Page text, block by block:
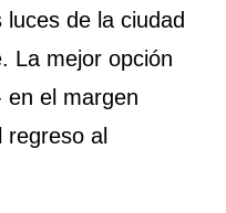
de la ciudad
La mejor opción
en el margen
regreso al